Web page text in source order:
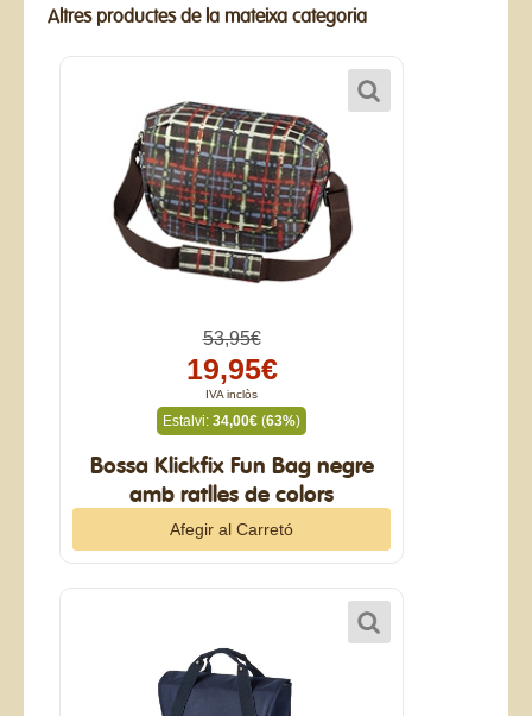
Altres productes de la mateixa categoria
53,95€
19,95€
IVA inclòs
Estalvi: 34,00€ (63%)
Bossa Klickfix Fun Bag negre
amb ratlles de colors